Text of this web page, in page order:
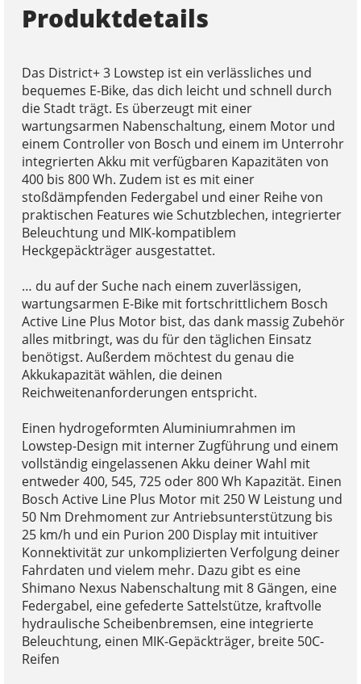
Produktdetails
Das District+ 3 Lowstep ist ein verlässliches und
bequemes E-Bike, das dich leicht und schnell durch
die Stadt trägt. Es überzeugt mit einer
wartungsarmen Nabenschaltung, einem Motor und
einem Controller von Bosch und einem im Unterrohr
integrierten Akku mit verfügbaren Kapazitäten von
400 bis 800 Wh. Zudem ist es mit einer
stoßdämpfenden Federgabel und einer Reihe von
praktischen Features wie Schutzblechen, integrierter
Beleuchtung und MIK-kompatiblem
Heckgepäckträger ausgestattet.
… du auf der Suche nach einem zuverlässigen,
wartungsarmen E-Bike mit fortschrittlichem Bosch
Active Line Plus Motor bist, das dank massig Zubehör
alles mitbringt, was du für den täglichen Einsatz
benötigst. Außerdem möchtest du genau die
Akkukapazität wählen, die deinen
Reichweitenanforderungen entspricht.
Einen hydrogeformten Aluminiumrahmen im
Lowstep-Design mit interner Zugführung und einem
vollständig eingelassenen Akku deiner Wahl mit
entweder 400, 545, 725 oder 800 Wh Kapazität. Einen
Bosch Active Line Plus Motor mit 250 W Leistung und
50 Nm Drehmoment zur Antriebsunterstützung bis
25 km/h und ein Purion 200 Display mit intuitiver
Konnektivität zur unkomplizierten Verfolgung deiner
Fahrdaten und vielem mehr. Dazu gibt es eine
Shimano Nexus Nabenschaltung mit 8 Gängen, eine
Federgabel, eine gefederte Sattelstütze, kraftvolle
hydraulische Scheibenbremsen, eine integrierte
Beleuchtung, einen MIK-Gepäckträger, breite 50C-
Reifen